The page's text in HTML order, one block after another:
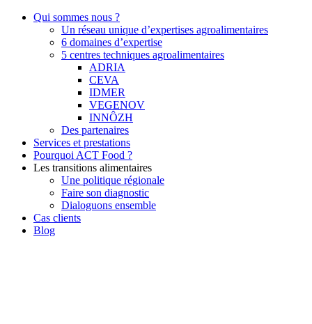
Qui sommes nous ?
Un réseau unique d’expertises agroalimentaires
6 domaines d’expertise
5 centres techniques agroalimentaires
ADRIA
CEVA
IDMER
VEGENOV
INNÔZH
Des partenaires
Services et prestations
Pourquoi ACT Food ?
Les transitions alimentaires
Une politique régionale
Faire son diagnostic
Dialoguons ensemble
Cas clients
Blog